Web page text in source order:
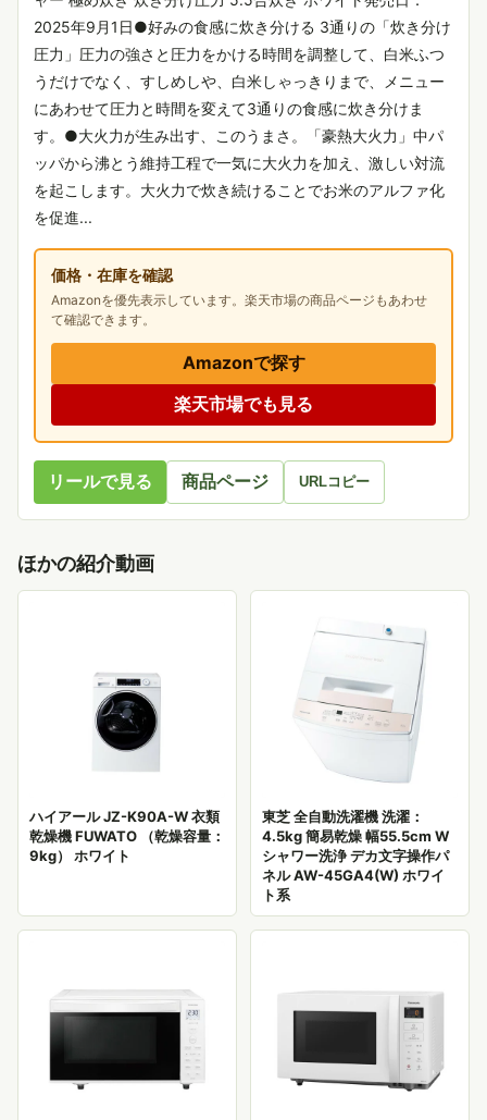
2025年9月1日●好みの食感に炊き分ける 3通りの「炊き分け
圧力」圧力の強さと圧力をかける時間を調整して、白米ふつ
うだけでなく、すしめしや、白米しゃっきりまで、メニュー
にあわせて圧力と時間を変えて3通りの食感に炊き分けま
す。●大火力が生み出す、このうまさ。「豪熱大火力」中パ
ッパから沸とう維持工程で一気に大火力を加え、激しい対流
を起こします。大火力で炊き続けることでお米のアルファ化
を促進...
価格・在庫を確認
Amazonを優先表示しています。楽天市場の商品ページもあわせ
て確認できます。
Amazonで探す
楽天市場でも見る
リールで見る 商品ページ URLコピー
ほかの紹介動画
ハイアール JZ-K90A-W 衣類
乾燥機 FUWATO （乾燥容量：
9kg） ホワイト
東芝 全自動洗濯機 洗濯：
4.5kg 簡易乾燥 幅55.5cm W
シャワー洗浄 デカ文字操作パ
ネル AW-45GA4(W) ホワイ
ト系